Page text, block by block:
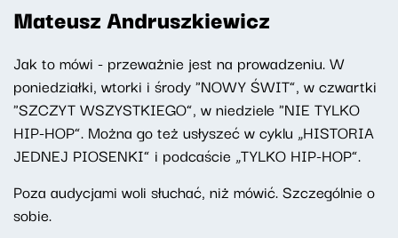
Mateusz Andruszkiewicz
Jak to mówi - przeważnie jest na prowadzeniu. W
poniedziałki, wtorki i środy "NOWY ŚWIT”, w czwartki
"SZCZYT WSZYSTKIEGO”, w niedziele "NIE TYLKO
HIP-HOP”. Można go też usłyszeć w cyklu „HISTORIA
JEDNEJ PIOSENKI” i podcaście „TYLKO HIP-HOP”.
Poza audycjami woli słuchać, niż mówić. Szczególnie o
sobie.